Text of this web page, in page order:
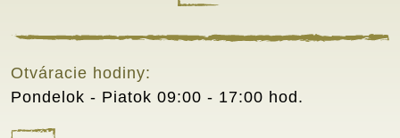
Otváracie hodiny:
Pondelok - Piatok 09:00 - 17:00 hod.